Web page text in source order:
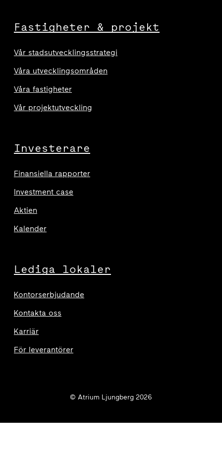
Fastigheter & projekt
Vår stadsutvecklingsstrategi
Våra utvecklingsområden
Våra fastigheter
Vår projektutveckling
Investerare
Finansiella rapporter
Investment case
Aktien
Kalender
Lediga lokaler
Kontorserbjudande
Kontakta oss
Karriär
För leverantörer
© Atrium Ljungberg 2026